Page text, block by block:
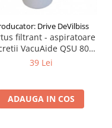
Drive DeVilbiss
filtrant - aspiratoare
VacuAide QSU 800
ml
39 Lei
ADAUGA IN COS